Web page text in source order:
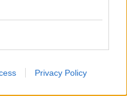
Privacy Policy
ταμεία" παντού, στο σπίτι...